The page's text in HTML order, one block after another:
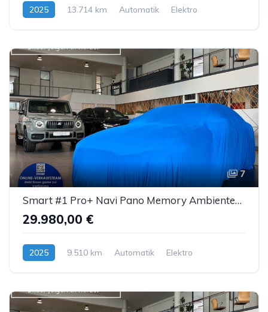
2025 13.714 km Automatik Elektro
7
Smart #1 Pro+ Navi Pano Memory AmbienteB. LED ACC 360°
29.980,00 €
2025 9.510 km Automatik Elektro